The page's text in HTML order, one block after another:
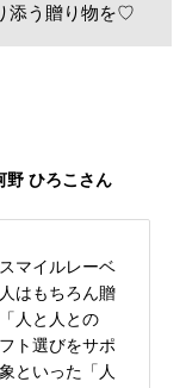
添う贈り物を♡
野 ひろこさん
マイルレーベ
はもちろん贈
人と人との
ト選びをサポ
といった「人